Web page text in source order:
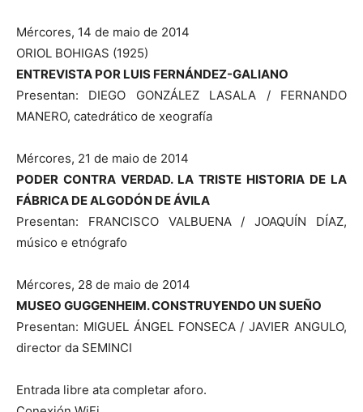
Mércores, 14 de maio de 2014
ORIOL BOHIGAS (1925)
ENTREVISTA POR LUIS FERNÁNDEZ-GALIANO
Presentan: DIEGO GONZÁLEZ LASALA / FERNANDO
MANERO, catedrático de xeografía
Mércores, 21 de maio de 2014
PODER CONTRA VERDAD. LA TRISTE HISTORIA DE LA
FÁBRICA DE ALGODÓN DE ÁVILA
Presentan: FRANCISCO VALBUENA / JOAQUÍN DÍAZ,
músico e etnógrafo
Mércores, 28 de maio de 2014
MUSEO GUGGENHEIM. CONSTRUYENDO UN SUEÑO
Presentan: MIGUEL ÁNGEL FONSECA / JAVIER ANGULO,
director da SEMINCI
Entrada libre ata completar aforo.